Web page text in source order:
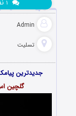
پیامک تسلیت
Admin
تسلیت
جدیدترین
گلچین